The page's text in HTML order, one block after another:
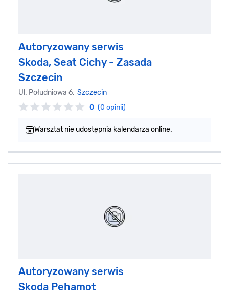
Autoryzowany serwis
Skoda, Seat Cichy - Zasada
Szczecin
Ul. Południowa 6, Szczecin
0 (0 opinii)
Warsztat nie udostępnia kalendarza online.
Autoryzowany serwis
Skoda Pehamot